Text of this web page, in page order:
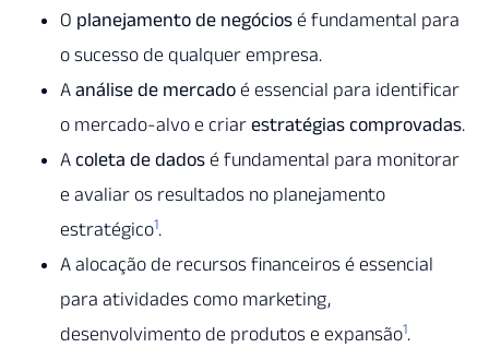
O planejamento de negócios é fundamental para
o sucesso de qualquer empresa.
A análise de mercado é essencial para identificar
o mercado-alvo e criar estratégias comprovadas.
A coleta de dados é fundamental para monitorar
e avaliar os resultados no planejamento
estratégico1.
A alocação de recursos financeiros é essencial
para atividades como marketing,
desenvolvimento de produtos e expansão1.